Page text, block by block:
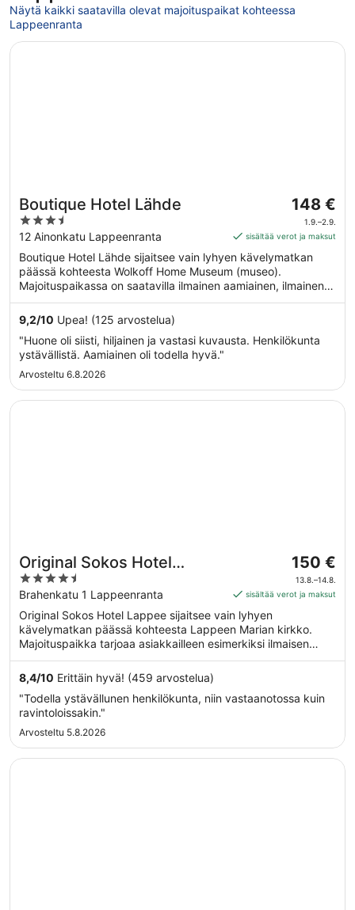
Näytä kaikki saatavilla olevat majoituspaikat kohteessa
Lappeenranta
Boutique Hotel Lähde
3.5
out
of
5
12 Ainonkatu Lappeenranta
Hinta
on
148 €
per
yö
ajalle
148 €
1.9.–2.9.
sisältää verot ja maksut
Boutique Hotel Lähde sijaitsee vain lyhyen kävelymatkan
päässä kohteesta Wolkoff Home Museum (museo).
Majoituspaikassa on saatavilla ilmainen aamiainen, ilmainen
Wi-Fi yleisissä tiloissa ja täyden palvelun kylpylä.
9,2/10 Upea! (125 arvostelua)
"Huone oli siisti, hiljainen ja vastasi kuvausta. Henkilökunta
ystävällistä. Aamiainen oli todella hyvä."
Arvosteltu 6.8.2026
Avautuu uuteen ikkunaan
Boutique Hotel Lähde
Original Sokos Hotel
Lappee
4.5
out
of
5
Brahenkatu 1 Lappeenranta
Hinta
on
150 €
yö
ajalle
150 €
13.8.–14.8.
sisältää verot ja maksut
Original Sokos Hotel Lappee sijaitsee vain lyhyen
kävelymatkan päässä kohteesta Lappeen Marian kirkko.
Majoituspaikka tarjoaa asiakkailleen esimerkiksi ilmaisen
aamiaisen, ilmaisen Wi-Fi-yhteyden yleisissä tiloissa ja 4
ravintolaa. Tämän majoituspaikan tarjoamiin
lemmikkipalveluihin kuuluvat ruoka- ja vesikulhot ja
kissanhiekkalaatikot.
8,4/10 Erittäin hyvä! (459 arvostelua)
"Todella ystävällunen henkilökunta, niin vastaanotossa kuin
ravintoloissakin."
Arvosteltu 5.8.2026
Avautuu uuteen ikkunaan
Original Sokos Hotel Lappee
Avautuu uuteen ikkunaan
Scandic Patria